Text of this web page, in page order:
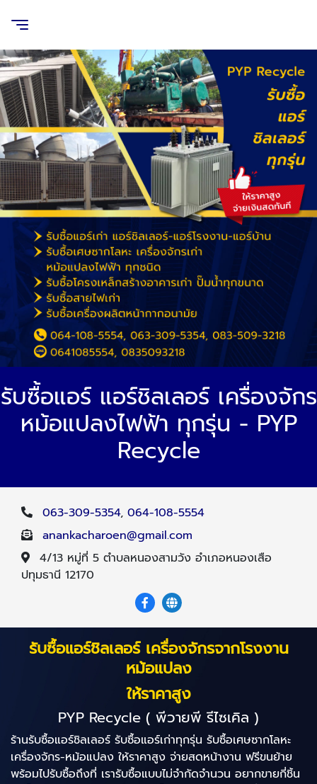
รับซื้อแอร์ แอร์ชิลเลอร์ เครื่องจักร
หม้อแปลงไฟฟ้า ทุกรุ่น - PYP
Recycle
063-309-5354, 064-108-5554
anankacharoen@gmail.com
4/13 หมู่ที่ 5 ตำบลหนองสามวัง อำเภอหนองเสือ
ปทุมธานี 12170
รับซื้อแอร์ชิลเลอร์ เครื่องจักรจากโรงงาน
หม้อแปลง
ให้ราคาสูง
PYP Recycle ( พีวายพี รีไซเคิล )
ร้านรับซื้อแอร์ชิลเลอร์ รับซื้อแอร์เก่าทุกรุ่น รับซื้อเศษซากโลหะ
เครื่องจักร-หม้อแปลง ให้ราคาสูง จ่ายสดหน้างาน ฟรีขนย้าย
พร้อมไปรับซื้อถึงที่ เรารับซื้อแบบไม่จำกัดจำนวน อยากขายกี่ชิ้น